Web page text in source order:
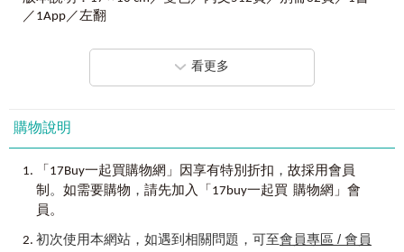
選出最常考的單字、整理出最易混淆的用法，做出最優質的
多益單字書！
附贈虛擬點讀筆，想要聽音檔，只需要掃描QR Code下載，就
能隨掃隨聽！
附贈：
應試祕笈──
書籍最後收錄考前20分鐘的快速複習別冊，特別設計了快速
複習的祕笈───不只有專有名詞、更有易混淆的多益必考單
字，只要帶到考場，心安、分數得！
廣泛閱讀或頻繁聽音中溫習學過的單字，同時尋找待學習的
新單字：將單字從被動詞彙（passive vocabulary）轉化成主動
越能內化為語言知能的一部分。閱讀與聽力都是語言的吸收
《全新制TOEIC多益單字放口袋》是本人獻給所有準備新
多益考試的讀者們一份入門法寶，因為這本書具有以下特
色：
嚴選多益必考三千單字，快速掌握試題趨勢。
依據八大命題導向分類，群組記憶效果加倍。
精彩英文例句精巧中譯，經典好書永結英緣。
／1App／左翻
看更多
購物說明
「17Buy一起買購物網」因享有特別折扣 ， 故採用會員
制 。 如需要購物 ， 請先加入「17buy一起買 購物網」會
員。
初次使用本網站，如遇到相關問題，可至會員專區 / 會員